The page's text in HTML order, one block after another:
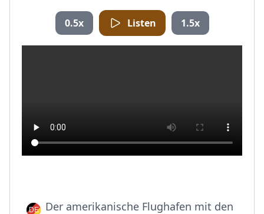
0.5x Listen 1.5x
Der amerikanische Flughafen mit den